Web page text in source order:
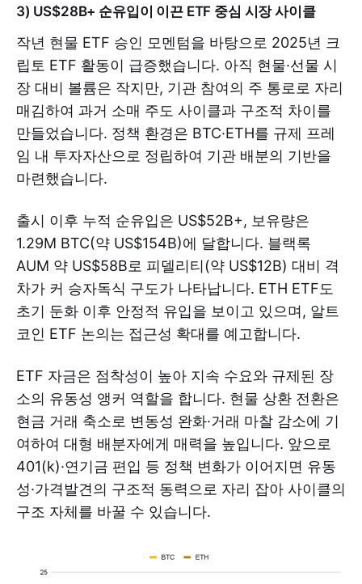
3) US$28B+ 순유입이 이끈 ETF 중심 시장 사이클
작년 현물 ETF 승인 모멘텀을 바탕으로 2025년 크
립토 ETF 활동이 급증했습니다. 아직 현물·선물 시
장 대비 볼륨은 작지만, 기관 참여의 주 통로로 자리
매김하여 과거 소매 주도 사이클과 구조적 차이를
만들었습니다. 정책 환경은 BTC·ETH를 규제 프레
임 내 투자자산으로 정립하여 기관 배분의 기반을
마련했습니다.
출시 이후 누적 순유입은 US$52B+, 보유량은
1.29M BTC(약 US$154B)에 달합니다. 블랙록
AUM 약 US$58B로 피델리티(약 US$12B) 대비 격
차가 커 승자독식 구도가 나타납니다. ETH ETF도
초기 둔화 이후 안정적 유입을 보이고 있으며, 알트
코인 ETF 논의는 접근성 확대를 예고합니다.
ETF 자금은 점착성이 높아 지속 수요와 규제된 장
소의 유동성 앵커 역할을 합니다. 현물 상환 전환은
현금 거래 축소로 변동성 완화·거래 마찰 감소에 기
여하여 대형 배분자에게 매력을 높입니다. 앞으로
401(k)·연기금 편입 등 정책 변화가 이어지면 유동
성·가격발견의 구조적 동력으로 자리 잡아 사이클의
구조 자체를 바꿀 수 있습니다.